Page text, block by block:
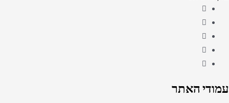
עמודי האתר